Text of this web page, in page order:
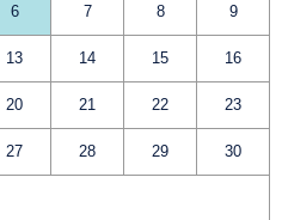
6 7 8 9
13 14 15 16
20 21 22 23
27 28 29 30